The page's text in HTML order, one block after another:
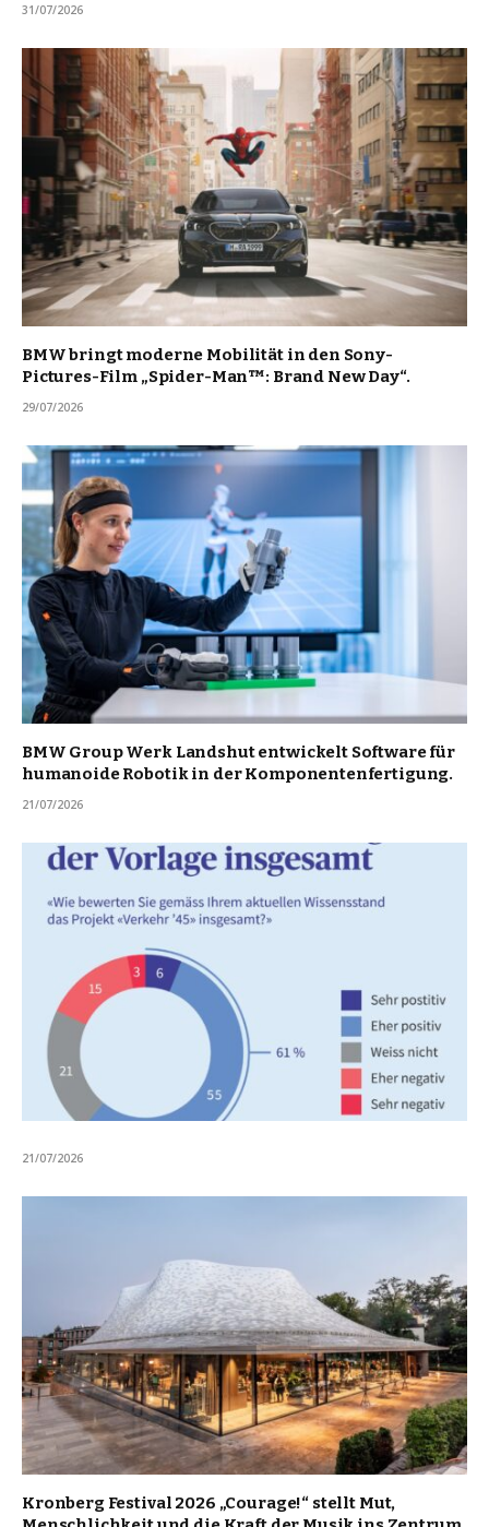
31/07/2026
BMW bringt moderne Mobilität in den Sony-
Pictures-Film „Spider-Man™: Brand New Day“.
29/07/2026
BMW Group Werk Landshut entwickelt Software für
humanoide Robotik in der Komponentenfertigung.
21/07/2026
21/07/2026
Kronberg Festival 2026 „Courage!“ stellt Mut,